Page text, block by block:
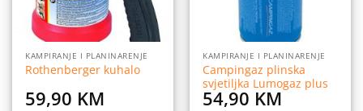
KAMPIRANJE I PLANINARENJE
Rothenberger kuhalo
59,90 KM
KAMPIRANJE I PLANINARENJE
Campingaz plinska
svjetiljka Lumogaz plus
54,90 KM